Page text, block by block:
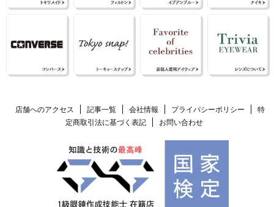
店舗へのアクセス 記事一覧 会社情報 プライバシーポリシー
特
定商取引法に基づく表記
お問い合わせ